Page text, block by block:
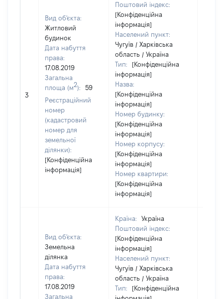
3
Вид об'єкта:
Житловий
будинок
Дата набуття
права:
17.08.2019
Загальна
площа (м2):
59
Реєстраційний
номер
(кадастровий
номер для
земельної
ділянки):
[Конфіденційна
інформація]
Поштовий індекс:
[Конфіденційна
інформація]
Населений пункт:
Чугуїв / Харківська
область / Україна
Тип:
[Конфіденційна
інформація]
Назва:
[Конфіденційна
інформація]
Номер будинку:
[Конфіденційна
інформація]
Номер корпусу:
[Конфіденційна
інформація]
Номер квартири:
[Конфіденційна
інформація]
Вид об'єкта:
Земельна
ділянка
Дата набуття
права:
17.08.2019
Загальна
Країна:
Україна
Поштовий індекс:
[Конфіденційна
інформація]
Населений пункт:
Чугуїв / Харківська
область / Україна
Тип:
[Конфіденційна